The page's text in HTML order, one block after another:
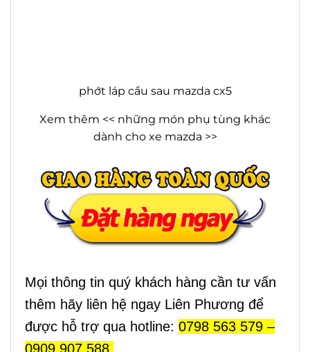
phớt láp cầu sau mazda cx5
Xem thêm << những món phụ tùng khác
dành cho xe mazda >>
Mọi thông tin quý khách hàng cần tư vấn
thêm hãy liên hệ ngay Liên Phương để
được hỗ trợ qua hotline: 0798 563 579 –
0909 907 588.